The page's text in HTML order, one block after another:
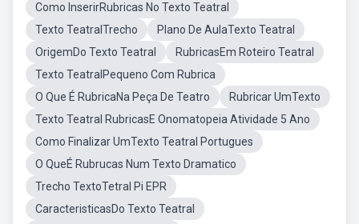
Como InserirRubricas No Texto Teatral
Texto TeatralTrecho
Plano De AulaTexto Teatral
OrigemDo Texto Teatral
RubricasEm Roteiro Teatral
Texto TeatralPequeno Com Rubrica
O Que É RubricaNa Peça De Teatro
Rubricar UmTexto
Texto Teatral RubricasE Onomatopeia Atividade 5 Ano
Como Finalizar UmTexto Teatral Portugues
O QueÉ Rubrucas Num Texto Dramatico
Trecho TextoTetral Pi EPR
CaracteristicasDo Texto Teatral